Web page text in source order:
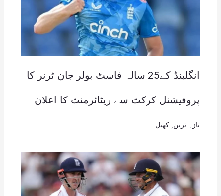
انگلینڈ کے25 سالہ فاسٹ بولر جان ٹرنر کا
پروفیشنل کرکٹ سے ریٹائرمنٹ کا اعلان
تازہ ترین کھیل